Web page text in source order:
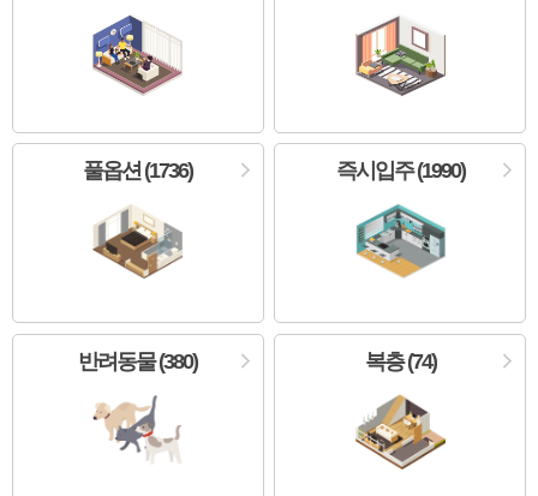
풀옵션 (1736) 즉시입주 (1990)
반려동물 (380) 복층 (74)